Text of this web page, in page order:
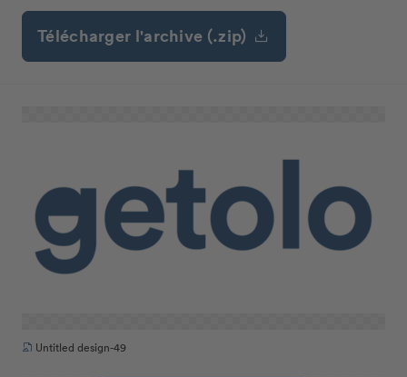
Télécharger l'archive (.zip)
Untitled design-49